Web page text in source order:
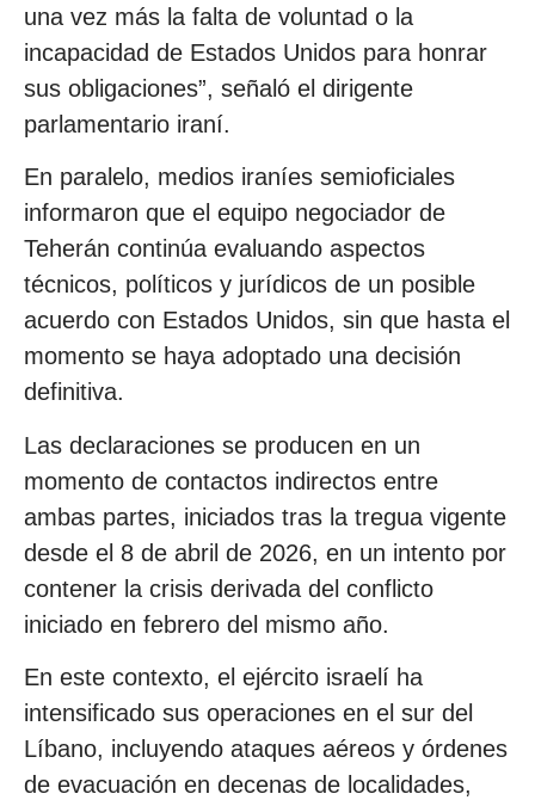
una vez más la falta de voluntad o la
incapacidad de Estados Unidos para honrar
sus obligaciones”, señaló el dirigente
parlamentario iraní.
En paralelo, medios iraníes semioficiales
informaron que el equipo negociador de
Teherán continúa evaluando aspectos
técnicos, políticos y jurídicos de un posible
acuerdo con Estados Unidos, sin que hasta el
momento se haya adoptado una decisión
definitiva.
Las declaraciones se producen en un
momento de contactos indirectos entre
ambas partes, iniciados tras la tregua vigente
desde el 8 de abril de 2026, en un intento por
contener la crisis derivada del conflicto
iniciado en febrero del mismo año.
En este contexto, el ejército israelí ha
intensificado sus operaciones en el sur del
Líbano, incluyendo ataques aéreos y órdenes
de evacuación en decenas de localidades,